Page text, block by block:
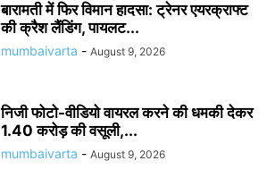
बारामती में फिर विमान हादसा: ट्रेनर एयरक्राफ्ट
की क्रैश लैंडिंग, पायलट...
mumbaivarta - August 9, 2026
निजी फोटो-वीडियो वायरल करने की धमकी देकर
1.40 करोड़ की वसूली,...
mumbaivarta - August 9, 2026